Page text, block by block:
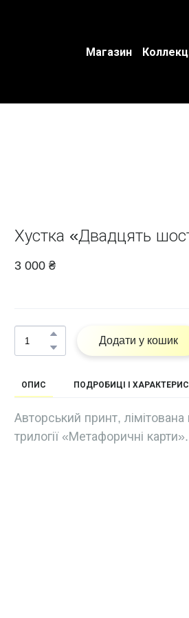
Магазин
Хустка «Двадцять
3 000 ₴
Додати у кошик
ОПИС ПОДРОБИЦІ І
Авторський принт,
трилогії «Метафоричні